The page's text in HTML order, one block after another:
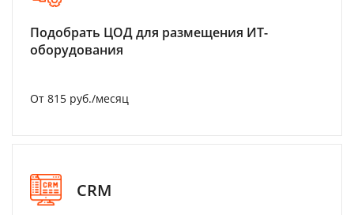
Подобрать ЦОД для размещения ИТ-
оборудования
От 815 руб./месяц
CRM